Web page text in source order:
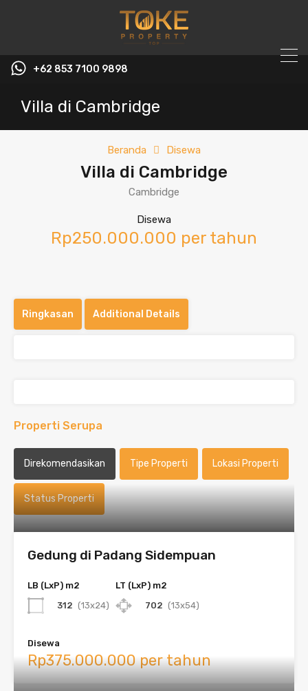
+62 853 7100 9898‬
Villa di Cambridge
Beranda Disewa
Villa di Cambridge
Cambridge
Disewa
Rp250.000.000 per tahun
Ringkasan Additional Details
Properti Serupa
Direkomendasikan Tipe Properti Lokasi Properti
Status Properti
Gedung di Padang Sidempuan
LB (LxP) m2
312 (13x24)
LT (LxP) m2
702 (13x54)
Disewa
Rp375.000.000 per tahun